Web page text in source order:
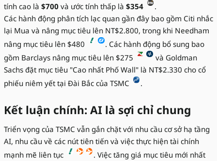
tính cao là $700 và ước tính thấp là $354
.
Các hành động phân tích lạc quan gần đây bao gồm Citi nhắc
lại Mua và nâng mục tiêu lên NT$2.800, trong khi Needham
nâng mục tiêu lên $480
. Các hành động bổ sung bao
gồm Barclays nâng mục tiêu lên $275
và Goldman
Sachs đặt mục tiêu "Cao nhất Phố Wall" là NT$2.330 cho cổ
phiếu niêm yết tại Đài Bắc của TSMC
.
Kết luận chính: AI là sợi chỉ chung
Triển vọng của TSMC vẫn gắn chặt với nhu cầu cơ sở hạ tầng
AI, nhu cầu về các nút tiên tiến và việc thực hiện tài chính
mạnh mẽ liên tục
. Việc tăng giá mục tiêu mới nhất